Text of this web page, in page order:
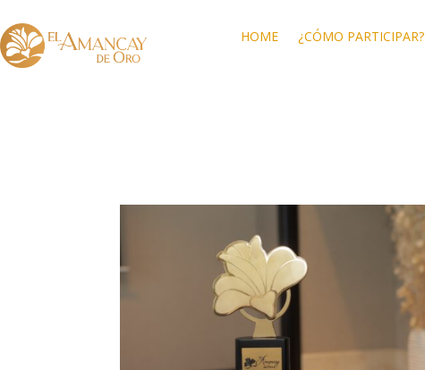
HOME ¿CÓMO PARTICIPAR?